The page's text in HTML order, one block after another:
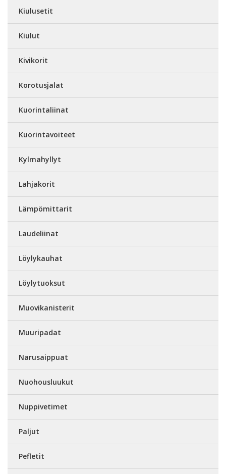
Kiulusetit
Kiulut
Kivikorit
Korotusjalat
Kuorintaliinat
Kuorintavoiteet
Kylmahyllyt
Lahjakorit
Lämpömittarit
Laudeliinat
Löylykauhat
Löylytuoksut
Muovikanisterit
Muuripadat
Narusaippuat
Nuohousluukut
Nuppivetimet
Paljut
Pefletit